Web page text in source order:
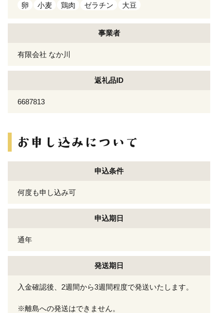
卵 小麦 鶏肉 ゼラチン 大豆
事業者
有限会社 なか川
返礼品ID
6687813
申込条件
何度も申し込み可
申込期日
通年
発送期日
入金確認後、2週間から3週間程度で発送いたします。
※離島への発送はできません。